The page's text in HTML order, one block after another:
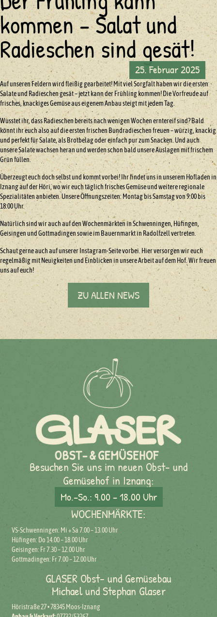
kommen – Salat und
Radieschen sind gesät!
25. Februar 2025
Auf unseren Feldern wird fleißig gearbeitet! Mit viel Sorgfalt haben wir die ersten
Salate und Radieschen gesät – jetzt kann der Frühling kommen! Die Vorfreude auf
frisches, knackiges Gemüse aus eigenem Anbau steigt mit jedem Tag.
Wusstet ihr, dass Radieschen bereits nach wenigen Wochen erntereif sind? Bald
könnt ihr euch also auf die ersten frischen Bundradieschen freuen – würzig, knackig
und perfekt für Salate, als Brotbelag oder einfach pur zum Snacken. Und auch
unsere Salate wachsen heran und werden schon bald unsere Auslagen mit frischem
Grün füllen.
Überzeugt euch doch selbst und kommt vorbei! Ihr findet uns in unserem Hofladen in
Iznang auf der Höri, wo wir euch täglich frisches Gemüse und weitere regionale
Spezialitäten anbieten. Unsere Öffnungszeiten: Montag bis Samstag von 9:00 bis
18:00 Uhr.
Natürlich sind wir auch auf den Wochenmärkten in Schwenningen, Hüfingen,
Geisingen und Gottmadingen sowie im Bauernmarkt in Radolfzell vertreten.
Schaut gerne auch auf unserer Instagram-Seite vorbei. Hier versorgen wir euch
regelmäßig mit Neuigkeiten und Einblicken in unsere Arbeit auf dem Hof. Wir freuen
uns auf euch!
ZU ALLEN NEWS
Besuchen Sie uns im neuen Obst- und
Gemüsehof in Iznang:
Mo.–So.: 9.00 – 18.00 Uhr
WOCHENMÄRKTE:
VS-Schwenningen: Mi + Sa 7.00 – 13.00 Uhr
Hüfingen: Do 14.00 – 18.00 Uhr
Geisingen: Fr 7.30 – 12.00 Uhr
Gottmadingen: Fr 7.00 – 12.00 Uhr
GLASER Obst- und Gemüsebau
Michael und Stephan Glaser
Höristraße 27 • 78345 Moos-Iznang